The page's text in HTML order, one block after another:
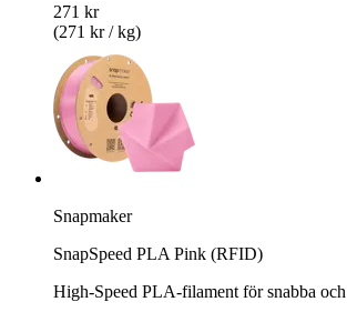
271 kr
(271 kr / kg)
Snapmaker
SnapSpeed PLA Pink (RFID)
High-Speed PLA-filament för snabba